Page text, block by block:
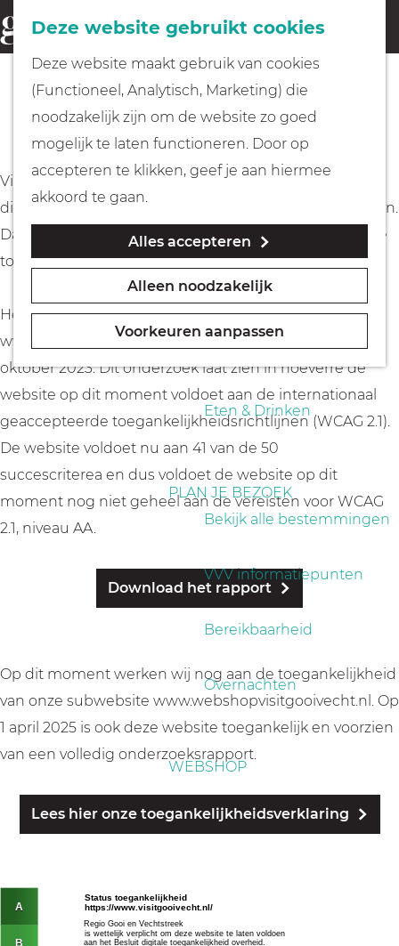
Deze website gebruikt cookies
Deze website maakt gebruik van cookies
(Functioneel, Analytisch, Marketing) die
noodzakelijk zijn om de website zo goed
mogelijk te laten functioneren. Door op
accepteren te klikken, geef je aan hiermee
akkoord te gaan.
Alles accepteren
Alleen noodzakelijk
Voorkeuren aanpassen
G
r
d
e
h
m
e
p
a
g
e
Fietsen
Wandelen
Geocachen
Naar het museum
Eten & Drinken
PLAN JE BEZOEK
Bekijk alle bestemmingen
VVV informatiepunten
Bereikbaarheid
Overnachten
WEBSHOP
o
e
k
e
n
Toegankelijkheid
Visit Gooi & Vecht wil dat iedereen alle informatie en
diensten op onze website goed kan lezen en gebruiken.
Daarom werken we continu aan het verbeteren van de
toegankelijkheid van deze website.
Het toegankelijkheidsonderzoek naar Heronderzoek
www.visitgooivecht.nl WCAG 2.1 AA is afgerond op 12
oktober 2023. Dit onderzoek laat zien in hoeverre de
website op dit moment voldoet aan de internationaal
geaccepteerde toegankelijkheidsrichtlijnen (WCAG 2.1).
De website voldoet nu aan 41 van de 50
succescriterea en dus voldoet de website op dit
moment nog niet geheel aan de vereisten voor WCAG
2.1, niveau AA.
Download het rapport
Op dit moment werken wij nog aan de toegankelijkheid
van onze subwebsite www.webshopvisitgooivecht.nl. Op
1 april 2025 is ook deze website toegankelijk en voorzien
van een volledig onderzoeksrapport.
Lees hier onze toegankelijkheidsverklaring